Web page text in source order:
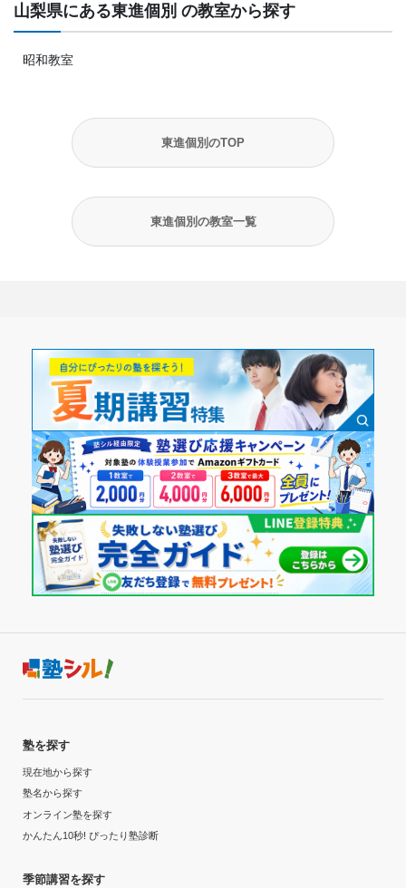
山梨県にある東進個別 の教室から探す
昭和教室
東進個別のTOP
東進個別の教室一覧
塾を探す
現在地から探す
塾名から探す
オンライン塾を探す
かんたん10秒! ぴったり塾診断
季節講習を探す